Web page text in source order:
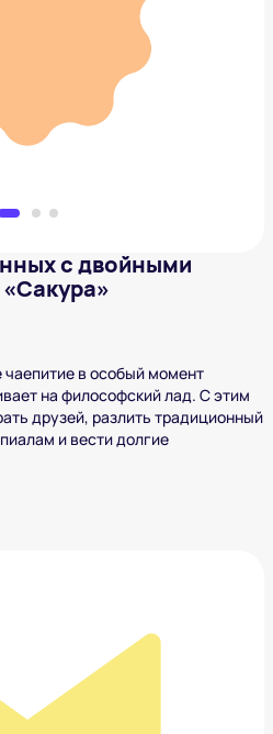
с двойными стенками
с двойными
в особый момент
на философский лад. С этим
друзей, разлить традиционный
и вести долгие